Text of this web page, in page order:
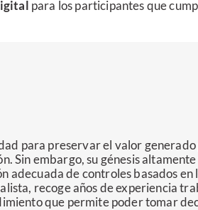
para los participantes que
para preservar el valor
Sin embargo, su génesis
adecuada de controles basados
recoge años de experiencia
que permite poder tomar